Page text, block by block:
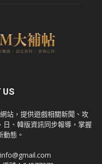
US
站，提供遊戲相關新聞、攻
、韓版資訊同步報導，掌握
態。